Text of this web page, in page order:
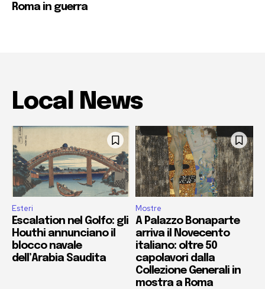
Roma in guerra
Local News
Esteri
Escalation nel Golfo: gli
Houthi annunciano il
blocco navale
dell’Arabia Saudita
Mostre
A Palazzo Bonaparte
arriva il Novecento
italiano: oltre 50
capolavori dalla
Collezione Generali in
mostra a Roma